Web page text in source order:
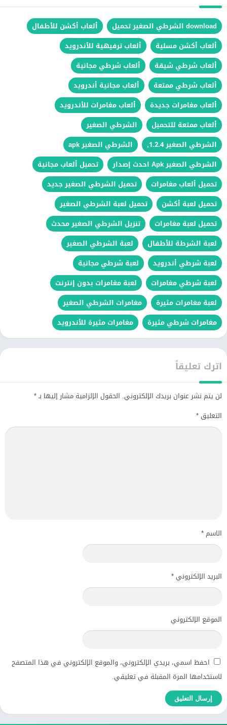
download الشرطي الصغير تحميل
ألعاب أكشن للأطفال
ألعاب أكشن مسلية
ألعاب ترفيهية للأندرويد
ألعاب شرطي شيقة
ألعاب شرطي مجانية
ألعاب شرطي ممتعة
ألعاب مجانية أندرويد
ألعاب مغامرات جديدة
ألعاب مغامرات للأندرويد
ألعاب ممتعة للتحميل
الشرطي الصغير
الشرطي الصغير 1.2.4,
الشرطي الصغير apk
الشرطي الصغير Apk احدث إصدار
تحميل ألعاب مجانية
تحميل ألعاب مغامرات
تحميل الشرطي الصغير جديد
تحميل لعبة أكشن
تحميل لعبة الشرطي الصغير
تحميل لعبة مغامرات
تنزيل الشرطي الصغير محدث
لعبة الشرطة للأطفال
لعبة الشرطي الصغير
لعبة شرطي أندرويد
لعبة شرطي مجانية
لعبة شرطي مغامرات
لعبة مغامرات بدون إنترنت
لعبة مغامرات مثيرة
مغامرات الشرطي الصغير
مغامرات شرطي مثيرة
مغامرات مثيرة للأندرويد
اترك تعليقاً
لن يتم نشر عنوان بريدك الإلكتروني. الحقول الإلزامية مشار إليها بـ*
التعليق *
الاسم*
البريد الإلكتروني *
الموقع الإلكتروني
احفظ اسمي، بريدي الإلكتروني، والموقع الإلكتروني في هذا المتصفح
لاستخدامها المرة المقبلة في تعليقي.